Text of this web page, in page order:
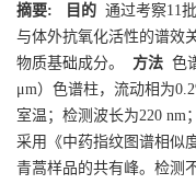
摘要: 目的 通过考察11
与体外抗氧化活性的谱效
物质基础成分。
方法 色
μm）色谱柱，流动相为
室温；检测波长为220 nm
采用《中药指纹图谱相似
青蒿样品的共有峰。检测